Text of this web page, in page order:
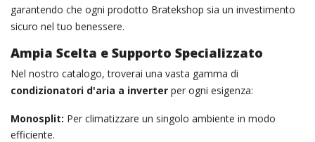
garantendo che ogni prodotto Bratekshop sia un investimento
sicuro nel tuo benessere.
Ampia Scelta e Supporto Specializzato
Nel nostro catalogo, troverai una vasta gamma di
condizionatori d'aria a inverter per ogni esigenza:
Monosplit: Per climatizzare un singolo ambiente in modo
efficiente.